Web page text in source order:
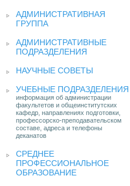
АДМИНИСТРАТИВНАЯ
ГРУППА
АДМИНИСТРАТИВНЫЕ
ПОДРАЗДЕЛЕНИЯ
НАУЧНЫЕ СОВЕТЫ
УЧЕБНЫЕ ПОДРАЗДЕЛЕНИЯ
информация об администрации
факультетов и общеинститутских
кафедр, направлениях подготовки,
профессорско-преподавательском
составе, адреса и телефоны
деканатов
СРЕДНЕЕ
ПРОФЕССИОНАЛЬНОЕ
ОБРАЗОВАНИЕ